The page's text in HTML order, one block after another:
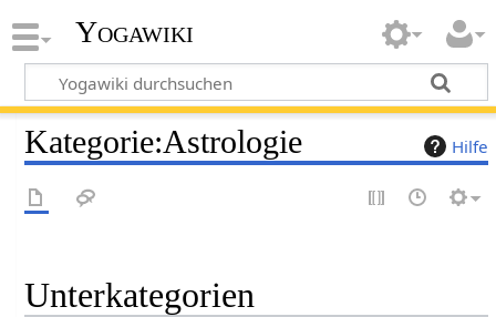
Yogawiki
Hilfe
Kategorie:Astrologie
Unterkategorien